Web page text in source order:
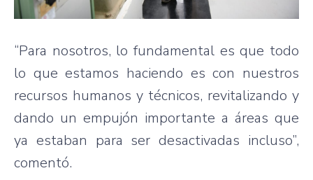
“Para nosotros, lo fundamental es que todo
lo que estamos haciendo es con nuestros
recursos humanos y técnicos, revitalizando y
dando un empujón importante a áreas que
ya estaban para ser desactivadas incluso”,
comentó.